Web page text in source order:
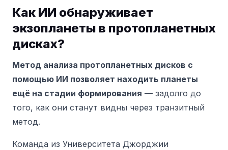
Как ИИ обнаруживает
экзопланеты в протопланетных
дисках?
Метод анализа протопланетных дисков с
помощью ИИ позволяет находить планеты
ещё на стадии формирования — задолго до
того, как они станут видны через транзитный
метод.
Команда из Университета Джорджии